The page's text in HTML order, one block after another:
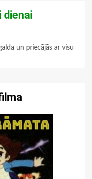
dienai
un priecājās ar visu